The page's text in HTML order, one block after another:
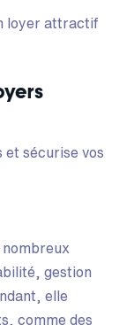
loyer attractif
et sécurise vos
nombreux
gestion
elle
comme des